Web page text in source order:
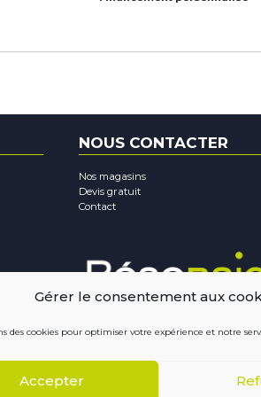
Gérer le consentement aux
des cookies pour optimiser votre expérience et notre
Accepter
NOUS CONTACTER
Nos magasins
Devis gratuit
Contact